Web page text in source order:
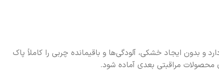
بدون ایجاد خشکی، آلودگی‌ها و باقیمانده چربی را کاملاً پاک
مراقبتی بعدی آماده شود.